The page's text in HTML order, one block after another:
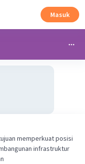
Masuk
memperkuat posisi
infrastruktur